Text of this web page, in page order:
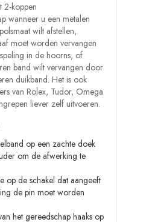
2-koppen
wanneer u een metalen
wilt afstellen,
moet worden vervangen
in de hoorns, of
band wilt vervangen door
duikband. Het is ook
van Rolex, Tudor, Omega
liever zelf uitvoeren.
op een zachte doek
om de afwerking te
op de schakel dat aangeeft
de pin moet worden
het gereedschap haaks op